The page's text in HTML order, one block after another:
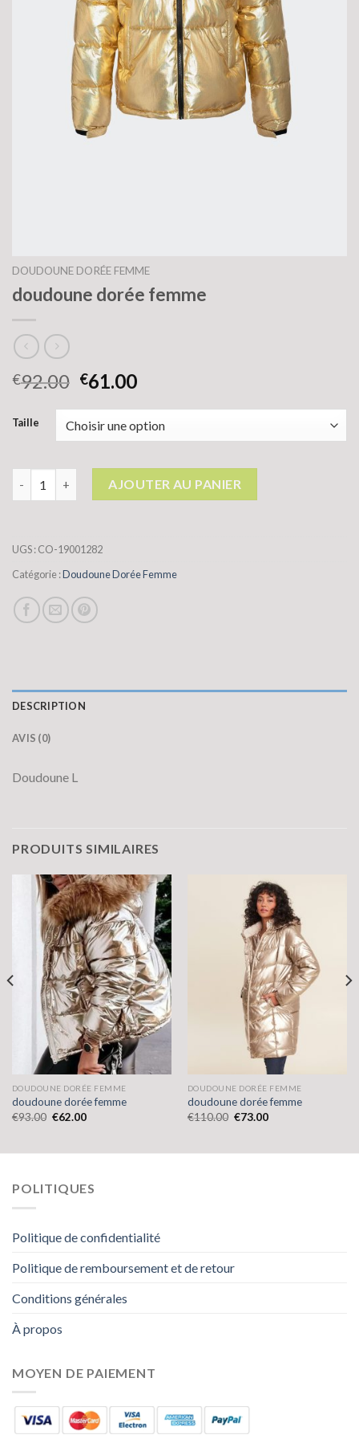
DOUDOUNE DORÉE FEMME
doudoune dorée femme
€92.00 €61.00
Taille
quantité de doudoune dorée femme
AJOUTER AU PANIER
UGS :CO-19001282
Catégorie :Doudoune Dorée Femme
DESCRIPTION
AVIS (0)
Doudoune L
PRODUITS SIMILAIRES
DOUDOUNE DORÉE FEMME
doudoune dorée femme
€93.00 €62.00
DOUDOUNE DORÉE FEMME
doudoune dorée femme
€110.00 €73.00
POLITIQUES
Politique de confidentialité
Politique de remboursement et de retour
Conditions générales
À propos
MOYEN DE PAIEMENT